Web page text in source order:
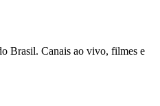
Brasil. Canais ao vivo, filmes e